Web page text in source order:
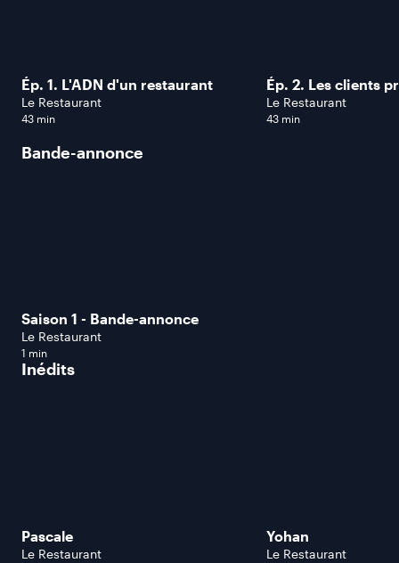
Ép. 1. L'ADN d'un restaurant
Le Restaurant
43 min
Ép. 2. Les clients
Le Restaurant
43 min
Bande-annonce
Saison 1 - Bande-annonce
Le Restaurant
1 min
Inédits
Pascale
Le Restaurant
Yohan
Le Restaurant